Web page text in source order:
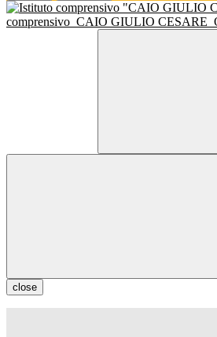
comprensivo CAIO GIULIO CESARE
close